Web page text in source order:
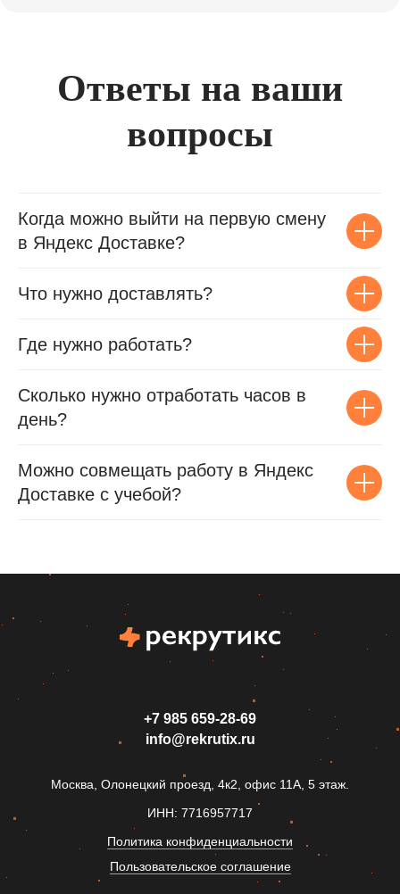
Ответы на ваши
вопросы
Когда можно выйти на первую смену
в Яндекс Доставке?
Что нужно доставлять?
Где нужно работать?
Сколько нужно отработать часов в
день?
Можно совмещать работу в Яндекс
Доставке с учебой?
+7 985 659‑28-69
info@rekrutix.ru
Москва, Олонецкий проезд, 4к2, офис 11А, 5 этаж.
ИНН: 7716957717
Политика конфиденциальности
Пользовательское соглашение